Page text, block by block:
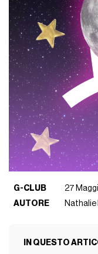
G-CLUB
27
AUTORE
Nathalie
IN QUESTO